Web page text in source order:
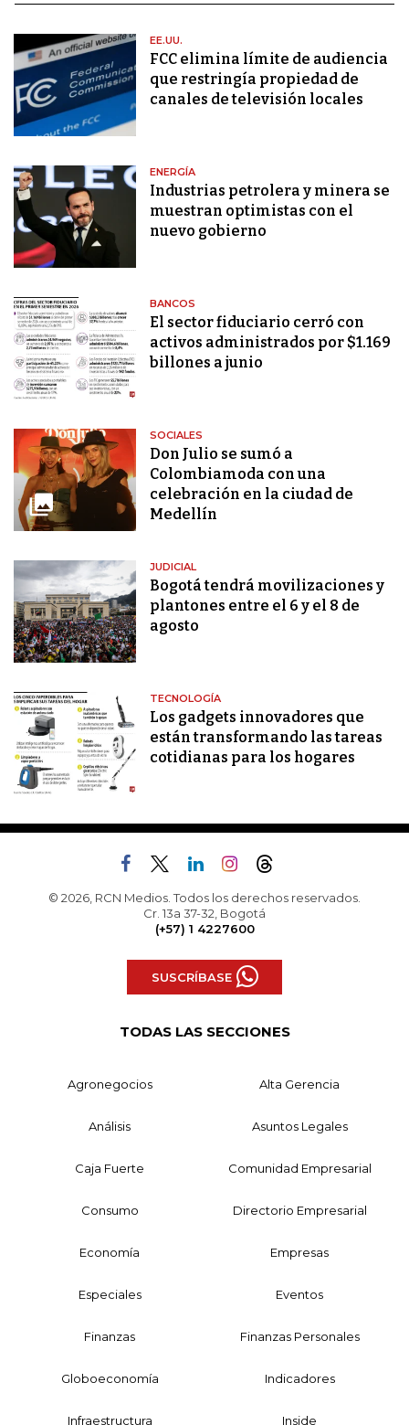
EE.UU.
FCC elimina límite de audiencia
que restringía propiedad de
canales de televisión locales
ENERGÍA
Industrias petrolera y minera se
muestran optimistas con el
nuevo gobierno
BANCOS
El sector fiduciario cerró con
activos administrados por $1.169
billones a junio
SOCIALES
Don Julio se sumó a
Colombiamoda con una
celebración en la ciudad de
Medellín
JUDICIAL
Bogotá tendrá movilizaciones y
plantones entre el 6 y el 8 de
agosto
TECNOLOGÍA
Los gadgets innovadores que
están transformando las tareas
cotidianas para los hogares
© 2026, RCN Medios. Todos los derechos reservados.
Cr. 13a 37-32, Bogotá
(+57) 1 4227600
SUSCRÍBASE
TODAS LAS SECCIONES
Agronegocios Alta Gerencia
Análisis Asuntos Legales
Caja Fuerte Comunidad Empresarial
Consumo Directorio Empresarial
Economía Empresas
Especiales Eventos
Finanzas Finanzas Personales
Globoeconomía Indicadores
Infraestructura Inside